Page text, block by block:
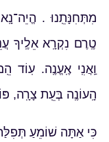
מִתְּחִנָּתֵֽנוּ .
טֶֽרֶם נִקְרָֽא אֵלֶֽיךָ
וַֽאֲנִֽי אֶֽעֱנֶֽה. עֽוֹד
הָֽעוֹנֶֽה בְּעֵֽת צָרָֽה,
כִּי אַתָּה שׁוֹמֵעַ